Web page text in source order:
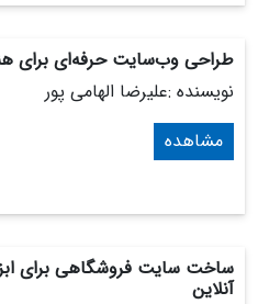
طراحی وب‌سایت حرفه‌ای برای
نویسنده :علیرضا الهامی پور
مشاهده
ساخت سایت فروشگاهی برای
آنلاین